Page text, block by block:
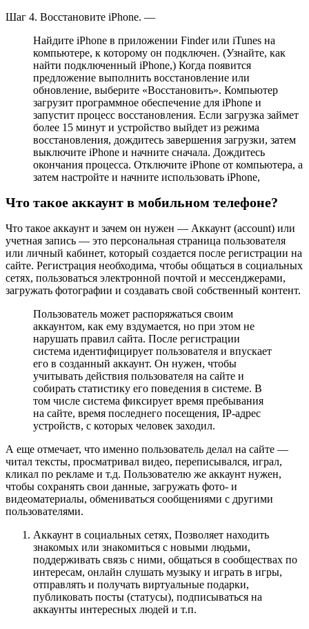
Шаг 4. Восстановите iPhone. —
Найдите iPhone в приложении Finder или iTunes на
компьютере, к которому он подключен. (Узнайте, как
найти подключенный iPhone,) Когда появится
предложение выполнить восстановление или
обновление, выберите «Восстановить». Компьютер
загрузит программное обеспечение для iPhone и
запустит процесс восстановления. Если загрузка займет
более 15 минут и устройство выйдет из режима
восстановления, дождитесь завершения загрузки, затем
выключите iPhone и начните сначала. Дождитесь
окончания процесса. Отключите iPhone от компьютера, а
затем настройте и начните использовать iPhone,
Что такое аккаунт в мобильном телефоне?
Что такое аккаунт и зачем он нужен — Аккаунт (account) или
учетная запись — это персональная страница пользователя
или личный кабинет, который создается после регистрации на
сайте. Регистрация необходима, чтобы общаться в социальных
сетях, пользоваться электронной почтой и мессенджерами,
загружать фотографии и создавать свой собственный контент.
Пользователь может распоряжаться своим
аккаунтом, как ему вздумается, но при этом не
нарушать правил сайта. После регистрации
система идентифицирует пользователя и впускает
его в созданный аккаунт. Он нужен, чтобы
учитывать действия пользователя на сайте и
собирать статистику его поведения в системе. В
том числе система фиксирует время пребывания
на сайте, время последнего посещения, IP-адрес
устройств, с которых человек заходил.
А еще отмечает, что именно пользователь делал на сайте —
читал тексты, просматривал видео, переписывался, играл,
кликал по рекламе и т.д. Пользователю же аккаунт нужен,
чтобы сохранять свои данные, загружать фото- и
видеоматериалы, обмениваться сообщениями с другими
пользователями.
Аккаунт в социальных сетях, Позволяет находить
знакомых или знакомиться с новыми людьми,
поддерживать связь с ними, общаться в сообществах по
интересам, онлайн слушать музыку и играть в игры,
отправлять и получать виртуальные подарки,
публиковать посты (статусы), подписываться на
аккаунты интересных людей и т.п.